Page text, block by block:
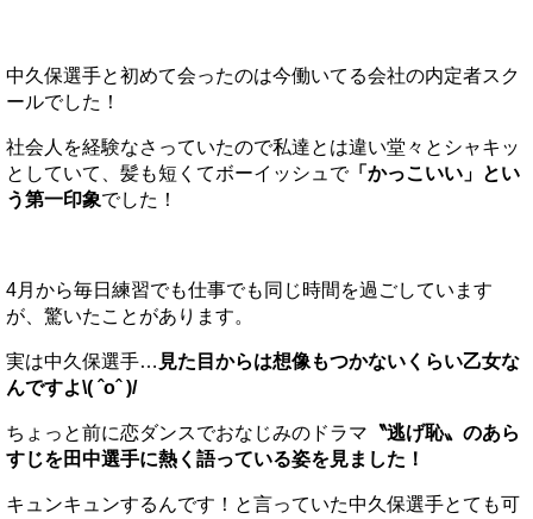
中久保選手と初めて会ったのは今働いてる会社の内定者スク
ールでした！
社会人を経験なさっていたので私達とは違い堂々とシャキッ
としていて、髪も短くてボーイッシュで「かっこいい」とい
う第一印象でした！
4月から毎日練習でも仕事でも同じ時間を過ごしています
が、驚いたことがあります。
実は中久保選手… 見た目からは想像もつかないくらい乙女な
んですよ\( ˆoˆ )/
ちょっと前に恋ダンスでおなじみのドラマ 〝逃げ恥〟のあら
すじを田中選手に熱く語っている姿を見ました！
キュンキュンするんです！と言っていた中久保選手とても可